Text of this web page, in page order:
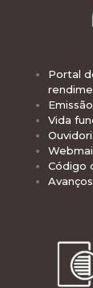
Portal
Vida
Código
Avanços